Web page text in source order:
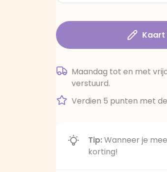
Kaart
Maandag tot en met
verstuurd.
Verdien 5 punten met
Tip:Wanneer je
korting!